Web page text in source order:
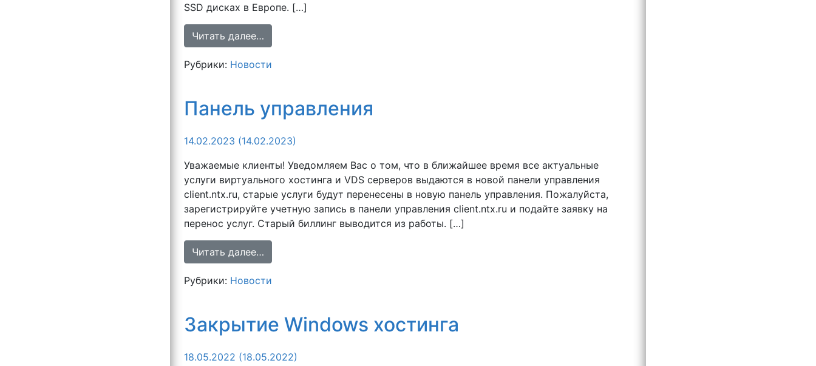
SSD дисках в Европе. […]
Читать далее…
Рубрики: Новости
Панель управления
14.02.2023 (14.02.2023)
Уважаемые клиенты! Уведомляем Вас о том, что в ближайшее время все актуальные
услуги виртуального хостинга и VDS серверов выдаются в новой панели управления
client.ntx.ru, старые услуги будут перенесены в новую панель управления. Пожалуйста,
зарегистрируйте учетную запись в панели управления client.ntx.ru и подайте заявку на
перенос услуг. Старый биллинг выводится из работы. […]
Читать далее…
Рубрики: Новости
Закрытие Windows хостинга
18.05.2022 (18.05.2022)